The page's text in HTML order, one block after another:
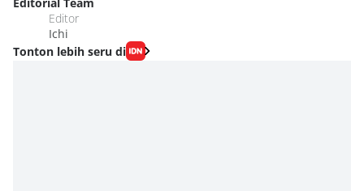
Editor
Ichi
Tonton lebih seru di